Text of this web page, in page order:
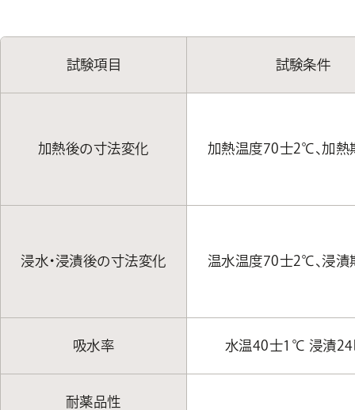
試験項目 試験条件
加熱後の寸法変化 加熱温度70士2℃、加熱
浸水・浸漬後の寸法変化 温水温度70士2℃、浸漬
吸水率 水温40士1℃ 浸漬24
耐薬品性